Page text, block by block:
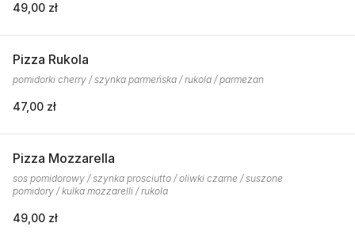
49,00 zł
Pizza Rukola
pomidorki cherry / szynka parmeńska / rukola / parmezan
47,00 zł
Pizza Mozzarella
sos pomidorowy / szynka prosciutto / oliwki czarne / suszone
pomidory / kulka mozzarelli / rukola
49,00 zł